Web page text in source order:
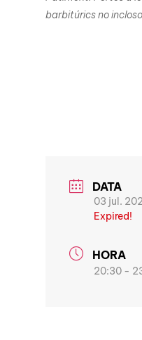
barbitúrics no
DATA
03 jul.
Expired!
HORA
20:30 -